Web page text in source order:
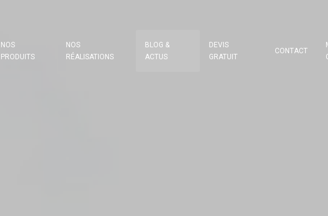
NOS
PRODUITS
NOS
RÉALISATIONS
BLOG &
ACTUS
DEVIS
GRATUIT
CONTACT